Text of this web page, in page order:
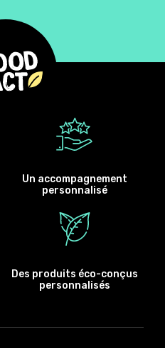
Un accompagnement
personnalisé
Des produits éco-conçus
personnalisés